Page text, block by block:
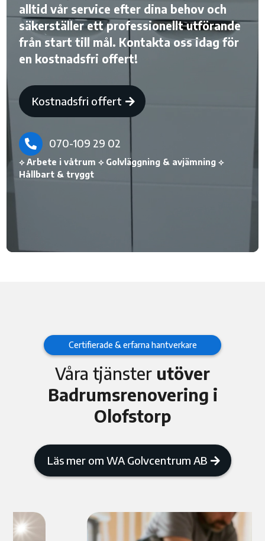
alltid vår service efter dina behov och
säkerställer ett professionellt utförande
från start till mål. Kontakta oss idag för
en kostnadsfri offert!
Kostnadsfri offert
 070-109 29 02
⟡ Arbete i våtrum ⟡ Golvläggning & avjämning ⟡
Hållbart & tryggt
Certifierade & erfarna hantverkare
Våra tjänster utöver
Badrumsrenovering i
Olofstorp
Läs mer om WA Golvcentrum AB